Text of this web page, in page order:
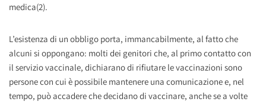
medica(2).
L’esistenza di un obbligo porta, immancabilmente, al fatto che
alcuni si oppongano: molti dei genitori che, al primo contatto con
il servizio vaccinale, dichiarano di rifiutare le vaccinazioni sono
persone con cui è possibile mantenere una comunicazione e, nel
tempo, può accadere che decidano di vaccinare, anche se a volte